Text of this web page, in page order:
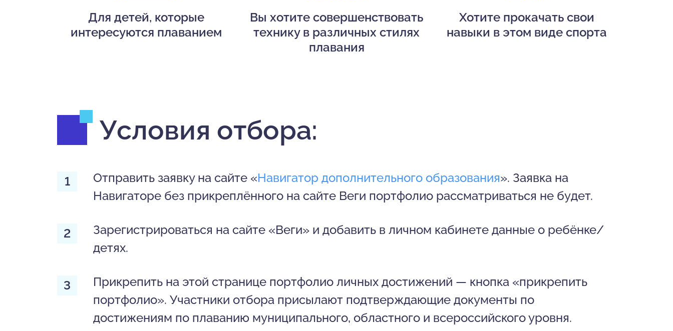
Для детей, которые
интересуются плаванием
Вы хотите совершенствовать
технику в различных стилях
плавания
Хотите прокачать свои
навыки в этом виде спорта
Условия отбора:
Отправить заявку на сайте «Навигатор дополнительного образования». Заявка на
Навигаторе без прикреплённого на сайте Веги портфолио рассматриваться не будет.
Зарегистрироваться на сайте «Веги» и добавить в личном кабинете данные о ребёнке/
детях.
Прикрепить на этой странице портфолио личных достижений — кнопка «прикрепить
портфолио». Участники отбора присылают подтверждающие документы по
достижениям по плаванию муниципального, областного и всероссийского уровня.